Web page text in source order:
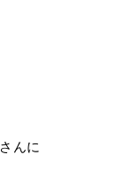
んに